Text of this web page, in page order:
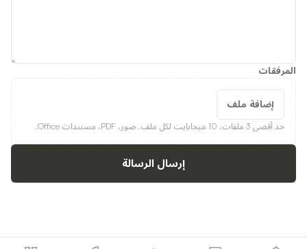
المرفقات
إضافة ملف
حد أقصى 3 ملفات، 10 ميجابايت لكل ملف. صور، PDF، مستندات Office.
إرسال الرسالة